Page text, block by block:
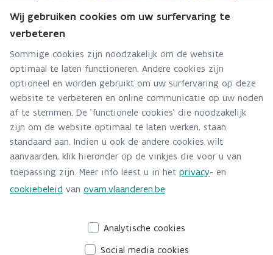
Vakinformatie voor bodemdeskundigen
Vakinformatie voor
bodemsaneringsdeskundigen
Bodemsaneringsdeskundigen
vakinformatie voor
Wij gebruiken cookies om uw surfervaring te
verbeteren
Sommige cookies zijn noodzakelijk om de website
optimaal te laten functioneren. Andere cookies zijn
optioneel en worden gebruikt om uw surfervaring op deze
website te verbeteren en online communicatie op uw noden
af te stemmen. De 'functionele cookies' die noodzakelijk
zijn om de website optimaal te laten werken, staan
standaard aan. Indien u ook de andere cookies wilt
aanvaarden, klik hieronder op de vinkjes die voor u van
toepassing zijn. Meer info leest u in het privacy- en
cookiebeleid van ovam.vlaanderen.be
Analytische cookies
Social media cookies